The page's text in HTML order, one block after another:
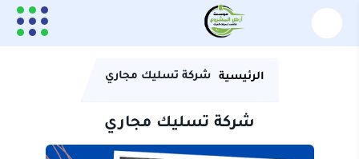
الرئيسية شركة تسليك مجاري
شركة تسليك مجاري